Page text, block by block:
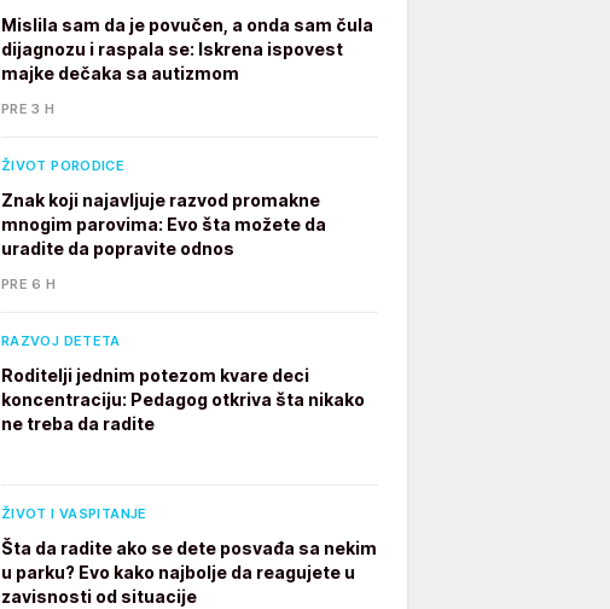
Mislila sam da je povučen, a onda sam čula
dijagnozu i raspala se: Iskrena ispovest
majke dečaka sa autizmom
PRE 3 H
ŽIVOT PORODICE
Znak koji najavljuje razvod promakne
mnogim parovima: Evo šta možete da
uradite da popravite odnos
PRE 6 H
RAZVOJ DETETA
Roditelji jednim potezom kvare deci
koncentraciju: Pedagog otkriva šta nikako
ne treba da radite
ŽIVOT I VASPITANJE
Šta da radite ako se dete posvađa sa nekim
u parku? Evo kako najbolje da reagujete u
zavisnosti od situacije